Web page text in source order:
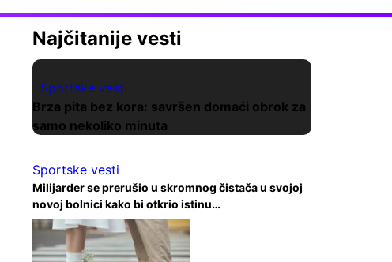
Najčitanije vesti
Sportske vesti
Brza pita bez kora: savršen domaći obrok za
samo nekoliko minuta
Sportske vesti
Milijarder se prerušio u skromnog čistača u svojoj
novoj bolnici kako bi otkrio istinu…